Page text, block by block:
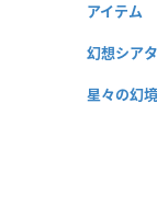
アイテム
幻想シア
星々の幻